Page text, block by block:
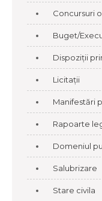
Concursuri
Buget/
Dispoziții
Licitații
Manifestări
Rapoarte
Domeniul
Salubrizare
Stare civila